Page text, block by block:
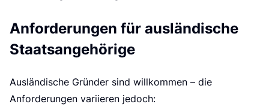
Anforderungen für ausländische
Staatsangehörige
Ausländische Gründer sind willkommen – die
Anforderungen variieren jedoch: